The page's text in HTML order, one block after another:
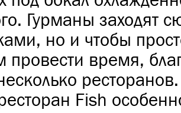
Гурманы заходят
но и чтобы
провести время,
Fish